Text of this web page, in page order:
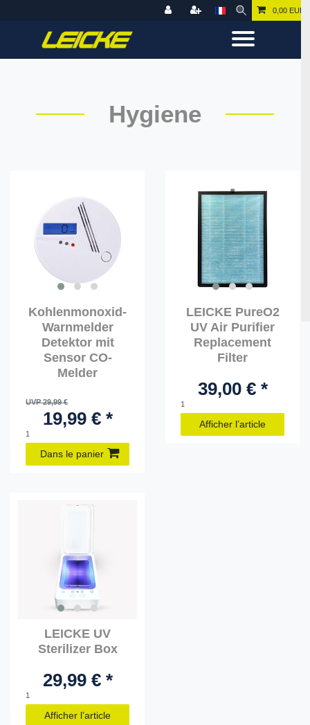
0,00 EUR
Hygiene
Kohlenmonoxid-
Warnmelder
Detektor mit
Sensor CO-
Melder
UVP 29,99 €
19,99 € *
1
Dans le panier
LEICKE PureO2
UV Air Purifier
Replacement
Filter
39,00 € *
1
Afficher l’article
LEICKE UV
Sterilizer Box
29,99 € *
1
Afficher l’article